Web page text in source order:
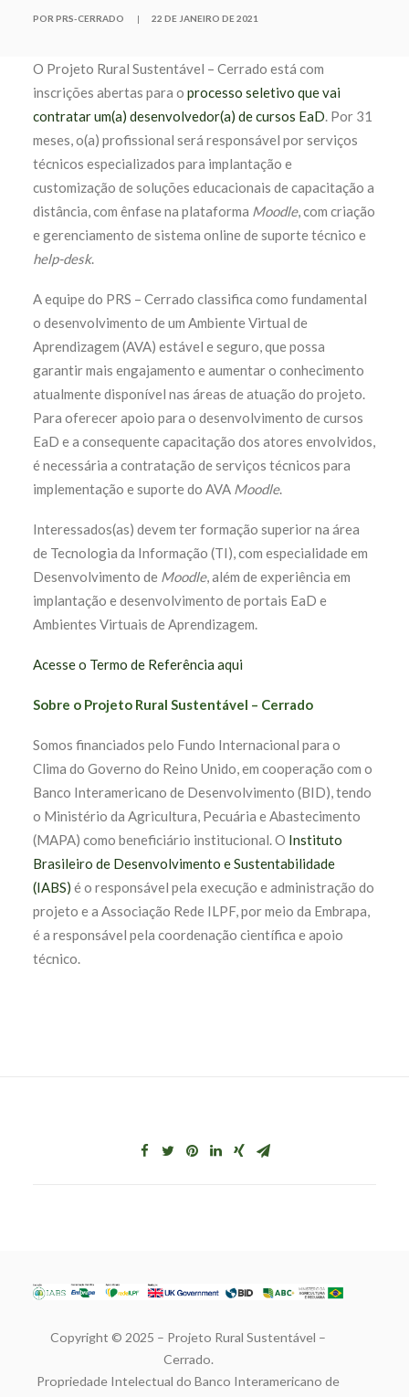
POR PRS-CERRADO | 22 DE JANEIRO DE 2021
O Projeto Rural Sustentável – Cerrado está com
inscrições abertas para o processo seletivo que vai
contratar um(a) desenvolvedor(a) de cursos EaD. Por 31
meses, o(a) profissional será responsável por serviços
técnicos especializados para implantação e
customização de soluções educacionais de capacitação a
distância, com ênfase na plataforma Moodle, com criação
e gerenciamento de sistema online de suporte técnico e
help-desk.
A equipe do PRS – Cerrado classifica como fundamental
o desenvolvimento de um Ambiente Virtual de
Aprendizagem (AVA) estável e seguro, que possa
garantir mais engajamento e aumentar o conhecimento
atualmente disponível nas áreas de atuação do projeto.
Para oferecer apoio para o desenvolvimento de cursos
EaD e a consequente capacitação dos atores envolvidos,
é necessária a contratação de serviços técnicos para
implementação e suporte do AVA Moodle.
Interessados(as) devem ter formação superior na área
de Tecnologia da Informação (TI), com especialidade em
Desenvolvimento de Moodle, além de experiência em
implantação e desenvolvimento de portais EaD e
Ambientes Virtuais de Aprendizagem.
Acesse o Termo de Referência aqui
Sobre o Projeto Rural Sustentável – Cerrado
Somos financiados pelo Fundo Internacional para o
Clima do Governo do Reino Unido, em cooperação com o
Banco Interamericano de Desenvolvimento (BID), tendo
o Ministério da Agricultura, Pecuária e Abastecimento
(MAPA) como beneficiário institucional. O Instituto
Brasileiro de Desenvolvimento e Sustentabilidade
(IABS) é o responsável pela execução e administração do
projeto e a Associação Rede ILPF, por meio da Embrapa,
é a responsável pela coordenação científica e apoio
técnico.
Copyright © 2025 – Projeto Rural Sustentável –
Cerrado.
Propriedade Intelectual do Banco Interamericano de